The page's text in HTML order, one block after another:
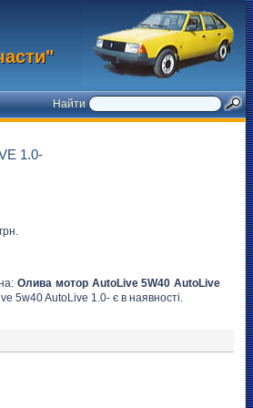
Найти
1.0-
грн.
Олива мотор AutoLive 5W40 AutoLive
5w40 AutoLive 1.0- є в наявності.